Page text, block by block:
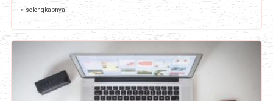
» selengkapnya